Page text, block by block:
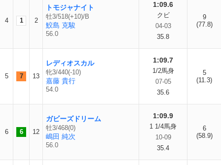
4 1 2
トモジャナイト
牡3/518(+10)/B
鮫島 克駿
56.0
1:09.6
クビ
04-03
35.8
9
(77.8)
5 7 13
レディオスカル
牝3/440(-10)
嘉藤 貴行
54.0
1:09.7
1/2馬身
07-05
35.6
5
(11.3)
6 6 12
ガビーズドリーム
牡3/468(0)
嶋田 純次
56.0
1:09.9
1 1/4馬身
10-09
35.4
6
(58.9)